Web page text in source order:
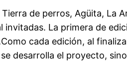
de perros, Agüita, La
La primera de
cada edición, al
desarrolla el proyecto,